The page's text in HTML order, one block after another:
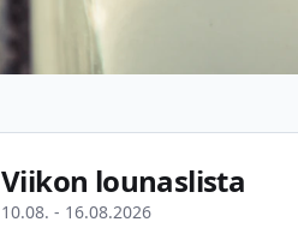
Viikon lounaslista
10.08. - 16.08.2026